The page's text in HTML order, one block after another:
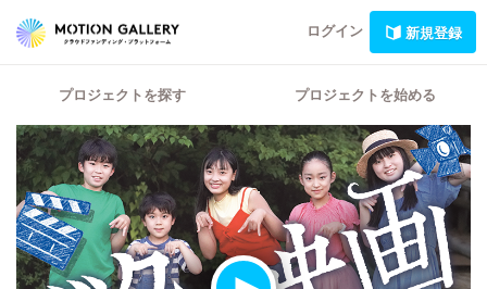
ログイン 新規登録
プロジェクトを探す プロジェクトを始める